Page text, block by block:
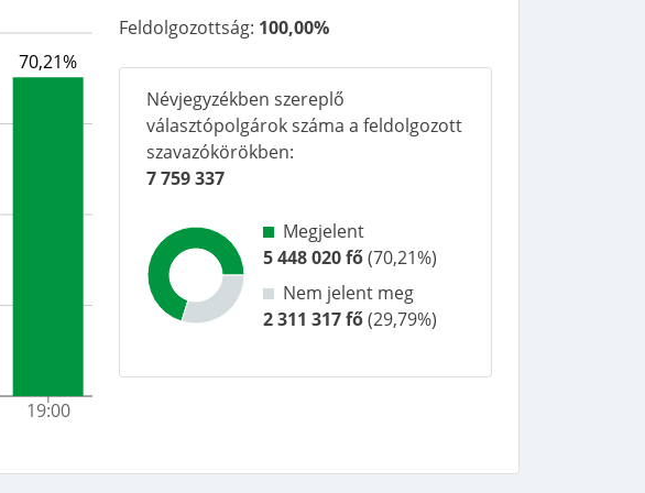
19:00
70,21%
Feldolgozottság: 100,00%
Névjegyzékben szereplő
választópolgárok száma a feldolgozott
szavazókörökben:
7 759 337
Megjelent
5 448 020fő(70,21%)
Nem jelent meg
2 311 317fő(29,79%)